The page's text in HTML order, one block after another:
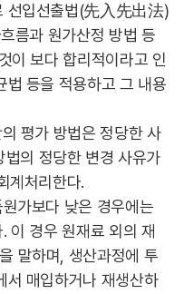
선입선출법(先入先出法)
름과 원가산정 방법 등
이 보다 합리적이라고 인
법 등을 적용하고 그 내용
평가 방법은 정당한 사
의 정당한 변경 사유가
계처리한다.
가보다 낮은 경우에는
이 경우 원재료 외의 재
말하며, 생산과정에 투
서 매입하거나 재생산하